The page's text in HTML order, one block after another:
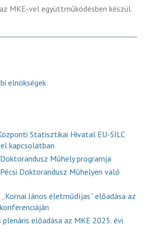
az MKE-vel együttműködésben készül.
elnökségek
Statisztikai Hivatal EU-SILC
kapcsolatban
Doktorandusz Műhely programja
Doktorandusz Műhelyen való
János életműdíjas” előadása az
előadása az MKE 2025. évi